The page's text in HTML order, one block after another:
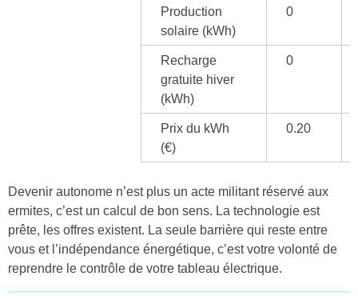
Production
solaire (kWh)
0
Recharge
gratuite hiver
(kWh)
0
Prix du kWh
(€)
0.20
Devenir autonome n’est plus un acte militant réservé aux
ermites, c’est un calcul de bon sens. La technologie est
prête, les offres existent. La seule barrière qui reste entre
vous et l’indépendance énergétique, c’est votre volonté de
reprendre le contrôle de votre tableau électrique.